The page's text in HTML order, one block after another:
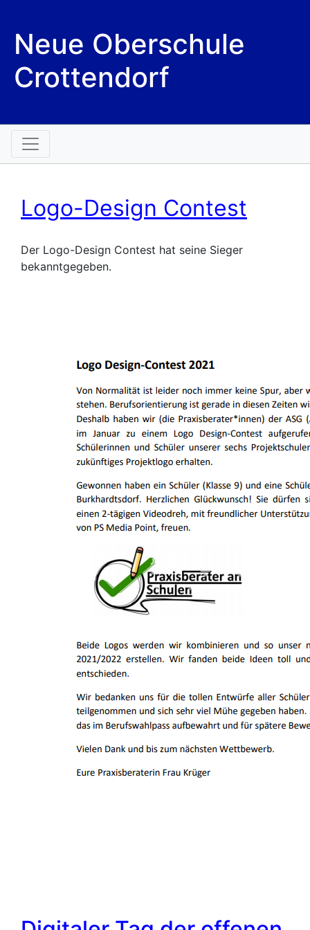
Neue Oberschule
Crottendorf
Logo-Design Contest
Der Logo-Design Contest hat seine Sieger
bekanntgegeben.